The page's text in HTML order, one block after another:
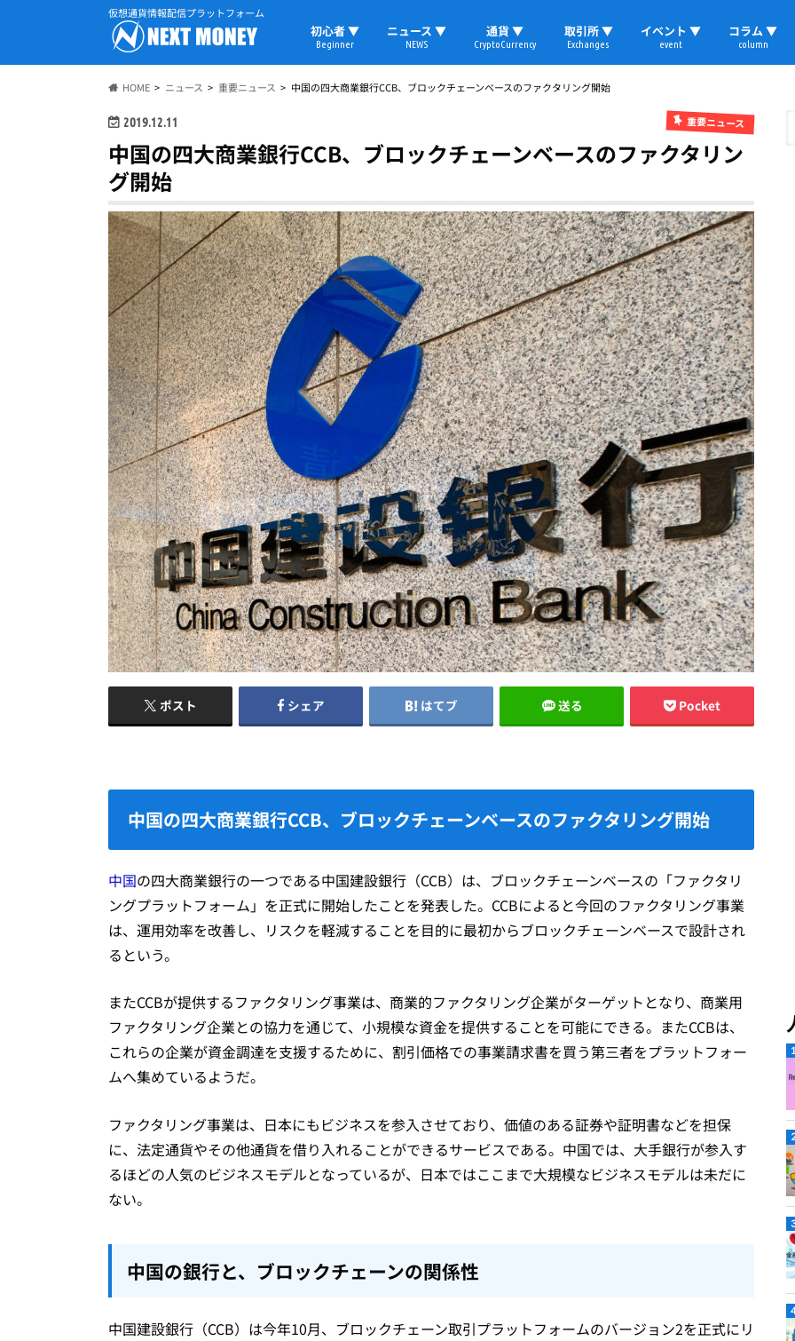
仮想通貨情報配信プラットフォーム
初心者 ▼
Beginner
ニュース ▼
NEWS
通貨 ▼
CryptoCurrency
取引所 ▼
Exchanges
イベント ▼
event
コラム ▼
column
HOME ニュース 重要ニュース 中国の四大商業銀行CCB、ブロックチェーンベースのファクタリング開始
2019.12.11 重要ニュース
中国の四大商業銀行CCB、ブロックチェーンベースのファクタリン
グ開始
ポスト シェア はてブ 送る Pocket
中国の四大商業銀行CCB、ブロックチェーンベースのファクタリング開始
中国の四大商業銀行の一つである中国建設銀行（CCB）は、ブロックチェーンベースの「ファクタリ
ングプラットフォーム」を正式に開始したことを発表した。CCBによると今回のファクタリング事業
は、運用効率を改善し、リスクを軽減することを目的に最初からブロックチェーンベースで設計され
るという。
またCCBが提供するファクタリング事業は、商業的ファクタリング企業がターゲットとなり、商業用
ファクタリング企業との協力を通じて、小規模な資金を提供することを可能にできる。またCCBは、
これらの企業が資金調達を支援するために、割引価格での事業請求書を買う第三者をプラットフォー
ムへ集めているようだ。
ファクタリング事業は、日本にもビジネスを参入させており、価値のある証券や証明書などを担保
に、法定通貨やその他通貨を借り入れることができるサービスである。中国では、大手銀行が参入す
るほどの人気のビジネスモデルとなっているが、日本ではここまで大規模なビジネスモデルは未だに
ない。
中国の銀行と、ブロックチェーンの関係性
中国建設銀行（CCB）は今年10月、ブロックチェーン取引プラットフォームのバージョン2を正式にリ